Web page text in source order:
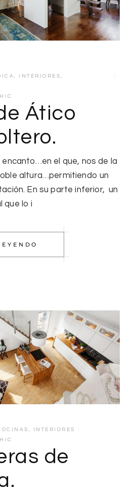
INTERIORES
Ático
el que, nos de la
altura…permitiendo un
En su parte inferior, un
que lo i
INTERIORES
de